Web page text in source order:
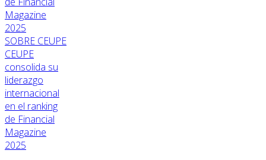
SOBRE CEUPE
CEUPE
consolida su
liderazgo
internacional
en el ranking
de Financial
Magazine
2025